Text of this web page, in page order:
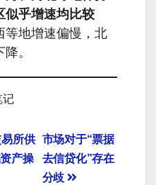
似乎增速均比较
等地增速偏慢，北
。
记
市场对于“票据
去信贷化”存在
分歧
所供
产操